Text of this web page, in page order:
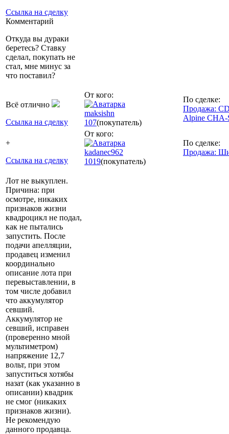
Ссылка на сделку
Комментарий
Откуда вы дураки
беретесь? Ставку
сделал, покупать не
стал, мне минус за
что поставил?
Всё отлично
Ссылка на сделку
От кого:
maksishn
107(покупатель)
По сделке:
Продажа:
Alpine CHA-
+
Ссылка на сделку
От кого:
kadanec962
1019(покупатель)
По сделке:
Продажа:
Лот не выкуплен.
Причина: при
осмотре, никаких
признаков жизни
квадроцикл не подал,
как не пытались
запустить. После
подачи апелляции,
продавец изменил
координально
описание лота при
перевыставлении, в
том числе добавил
что аккумулятор
севший.
Аккумулятор не
севший, исправен
(проверенно мной
мультиметром)
напряжение 12,7
вольт, при этом
запуститься хотябы
назат (как указанно в
описании) квадрик
не смог (никаких
признаков жизни).
Не рекомендую
данного продавца.